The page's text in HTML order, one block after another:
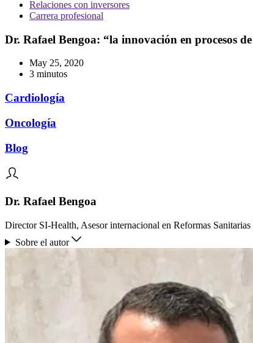
Relaciones con inversores
Carrera profesional
Dr. Rafael Bengoa: “la innovación en procesos
May 25, 2020
3 minutos
Cardiología
Oncología
Blog
Dr. Rafael Bengoa
Director SI-Health, Asesor internacional en Reformas Sanitarias
Sobre el autor